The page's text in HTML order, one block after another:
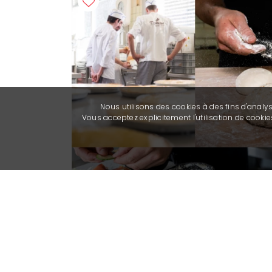
Nous utilisons des cookies à des fins
Vous acceptez explicitement l'utilisation de